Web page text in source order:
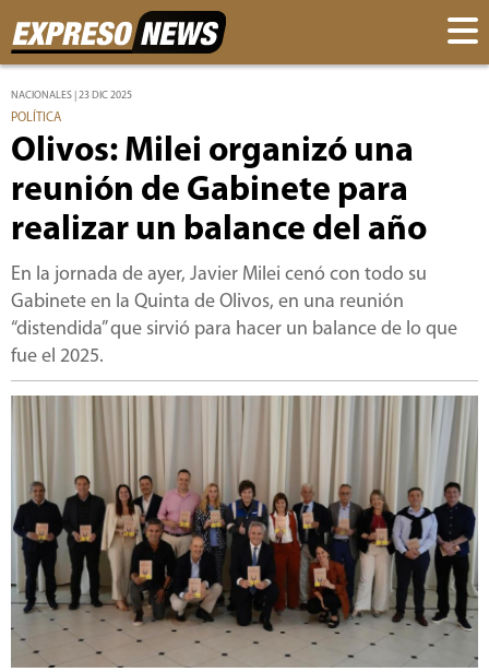
NACIONALES | 23 DIC 2025
POLÍTICA
Olivos: Milei organizó una
reunión de Gabinete para
realizar un balance del año
En la jornada de ayer, Javier Milei cenó con todo su
Gabinete en la Quinta de Olivos, en una reunión
“distendida” que sirvió para hacer un balance de lo que
fue el 2025.